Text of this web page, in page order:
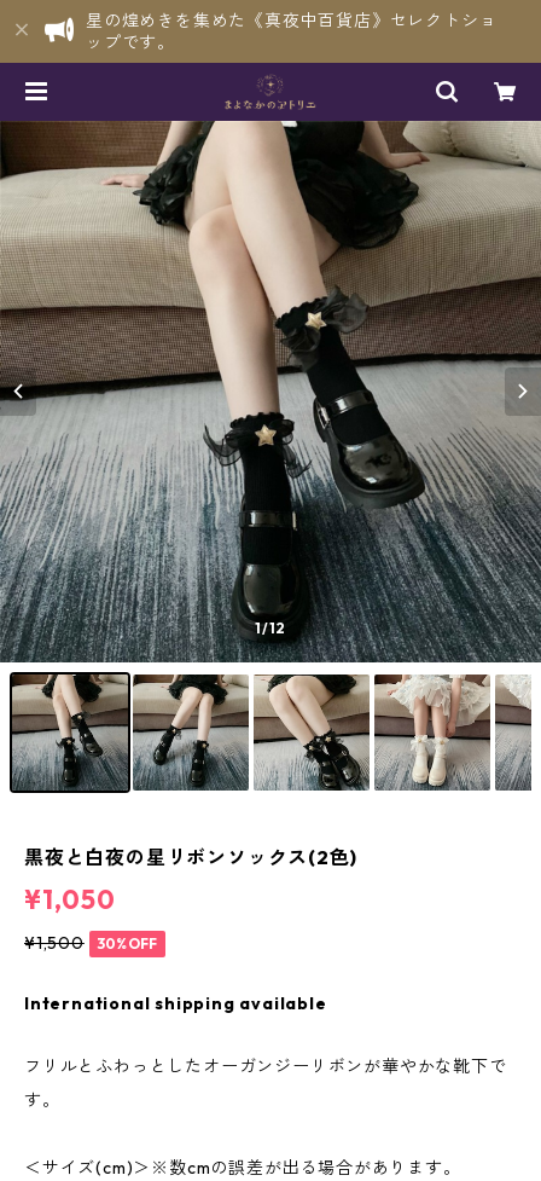
星の煌めきを集めた《真夜中百貨店》セレクトショ
ップです。
1/12
黒夜と白夜の星リボンソックス(2色)
¥1,050
¥1,500 30%OFF
International shipping available
フリルとふわっとしたオーガンジーリボンが華やかな靴下で
す。
＜サイズ(cm)＞※数cmの誤差が出る場合があります。